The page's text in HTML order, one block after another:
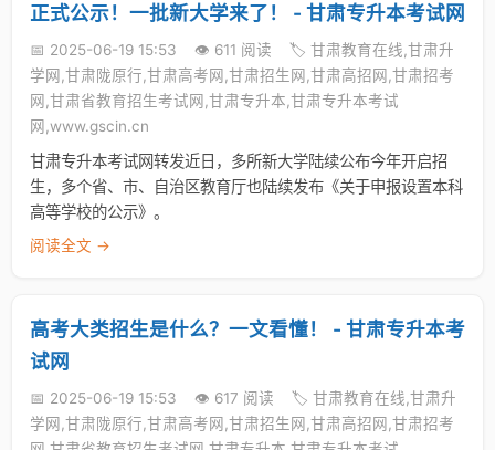
正式公示！一批新大学来了！ - 甘肃专升本考试网
📅 2025-06-19 15:53 👁️ 611 阅读
🏷️ 甘肃教育在线,甘肃升
学网,甘肃陇原行,甘肃高考网,甘肃招生网,甘肃高招网,甘肃招考
网,甘肃省教育招生考试网,甘肃专升本,甘肃专升本考试
网,www.gscin.cn
甘肃专升本考试网转发近日，多所新大学陆续公布今年开启招
生，多个省、市、自治区教育厅也陆续发布《关于申报设置本科
高等学校的公示》。
阅读全文 →
高考大类招生是什么？一文看懂！ - 甘肃专升本考
试网
📅 2025-06-19 15:53 👁️ 617 阅读
🏷️ 甘肃教育在线,甘肃升
学网,甘肃陇原行,甘肃高考网,甘肃招生网,甘肃高招网,甘肃招考